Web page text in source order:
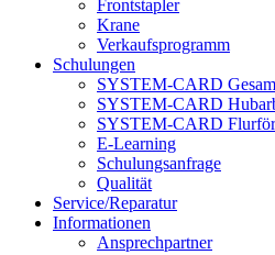
Frontstapler
Krane
Verkaufsprogramm
Schulungen
SYSTEM-CARD
SYSTEM-CARD
SYSTEM-CARD
E-Learning
Schulungsanfrage
Qualität
Service/Reparatur
Informationen
Ansprechpartner